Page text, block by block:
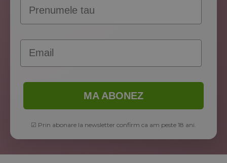
Email
MA ABONEZ
☑ Prin abonare la newsletter confirm ca am peste 18 ani.